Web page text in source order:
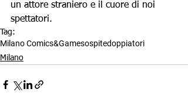
un attore straniero e il cuore di noi
spettatori.
Tag:
Milano Comics&Gamesospitedoppiatori
Milano